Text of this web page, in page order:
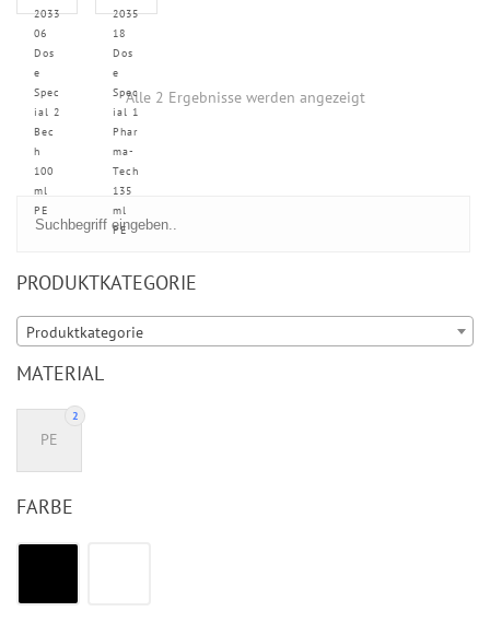
2033
06
Dos
e
Spec
ial 2
Bec
h
100
ml
PE
2035
18
Dos
e
Spec
ial 1
Phar
ma-
Tech
135
ml
PE
Alle 2 Ergebnisse werden angezeigt
PRODUKTKATEGORIE
Produktkategorie
MATERIAL
2
PE
FARBE